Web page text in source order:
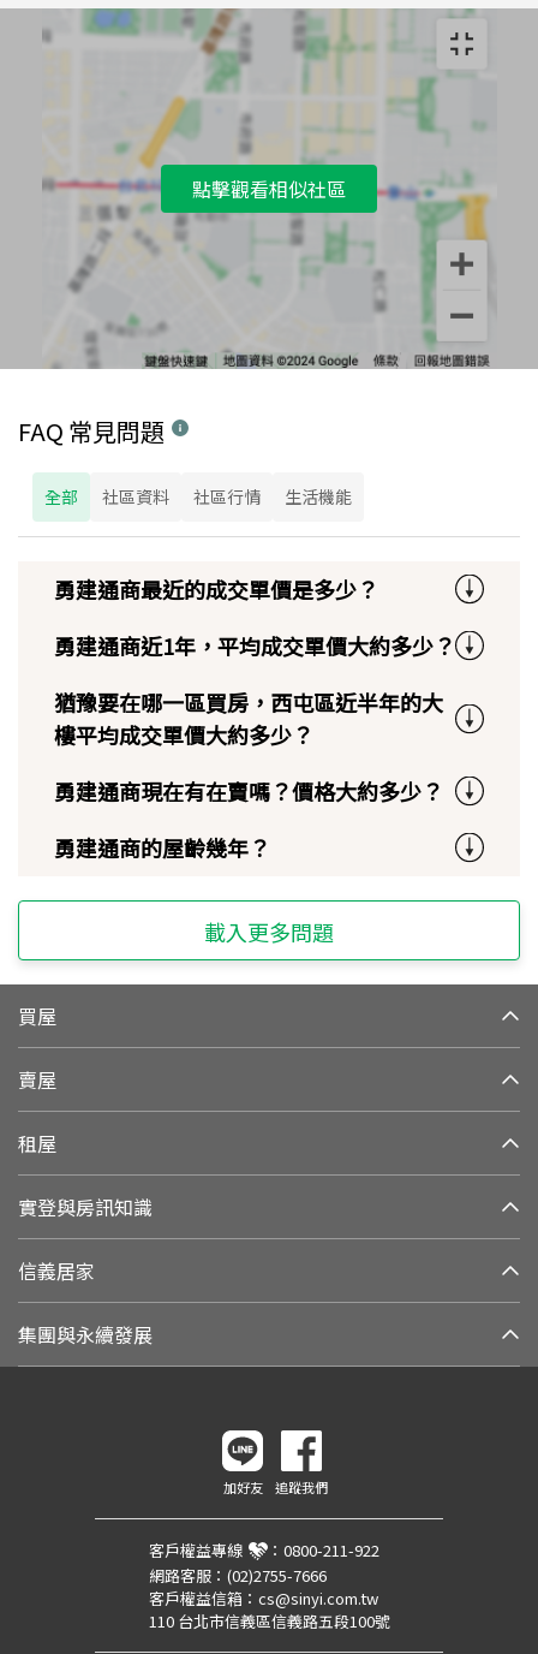
點擊觀看相似社區
FAQ 常見問題
全部 社區資料 社區行情 生活機能
勇建通商最近的成交單價是多少？
勇建通商近1年，平均成交單價大約多少？
猶豫要在哪一區買房，西屯區近半年的大
樓平均成交單價大約多少？
勇建通商現在有在賣嗎？價格大約多少？
勇建通商的屋齡幾年？
載入更多問題
買屋
賣屋
租屋
實登與房訊知識
信義居家
集團與永續發展
加好友 追蹤我們
客戶權益專線 ： 0800-211-922
網路客服： (02)2755-7666
客戶權益信箱： cs@sinyi.com.tw
110 台北市信義區信義路五段100號